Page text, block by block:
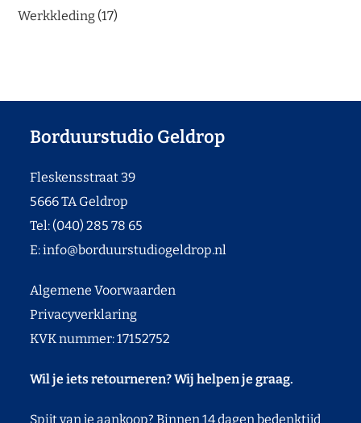
Werkkleding 17
Borduurstudio Geldrop
Fleskensstraat 39
5666 TA Geldrop
Tel: (040) 285 78 65
E:info@borduurstudiogeldrop.nl
Algemene Voorwaarden
Privacyverklaring
KVK nummer: 17152752
Wil je iets retourneren? Wij helpen je graag.
Spijt van je aankoop? Binnen 14 dagen bedenktijd